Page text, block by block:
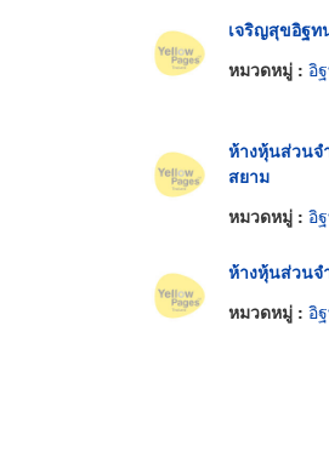
เจริญสุขอิฐท
หมวดหมู่ : อิ
ห้างหุ้นส่วนจ
สยาม
หมวดหมู่ : อิ
ห้างหุ้นส่วนจ
หมวดหมู่ : อิ